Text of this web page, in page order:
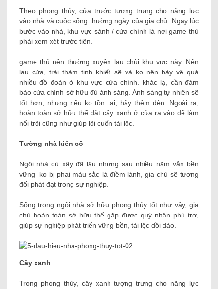
Theo phong thủy, cửa trước tượng trưng cho năng lực
vào nhà và cuộc sống thường ngày của gia chủ. Ngay lúc
bước vào nhà, khu vực sảnh / cửa chính là nơi game thủ
phải xem xét trước tiên.
game thủ nên thường xuyên lau chùi khu vực này. Nên
lau cửa, trải thảm tinh khiết sẽ và ko nên bày vẽ quá
nhiều đồ đoàn ở khu vực cửa chính. khác lạ, cần đảm
bảo cửa chính sở hữu đủ ánh sáng. Ánh sáng tự nhiên sẽ
tốt hơn, nhưng nếu ko tồn tại, hãy thêm đèn. Ngoài ra,
hoàn toàn sở hữu thể đặt cây xanh ở cửa ra vào để làm
nổi trội cũng như giúp lôi cuốn tài lộc.
Tường nhà kiên cố
Ngôi nhà dù xây đã lâu nhưng sau nhiều năm vẫn bền
vững, ko bị phai màu sắc là điềm lành, gia chủ sẽ tương
đối phát đạt trong sự nghiệp.
Sống trong ngôi nhà sở hữu phong thủy tốt như vậy, gia
chủ hoàn toàn sở hữu thể gặp được quý nhân phù trợ,
giúp sự nghiệp phát triển vững bền, tài lộc dồi dào.
Cây xanh
Trong phong thủy, cây xanh tượng trưng cho năng lực